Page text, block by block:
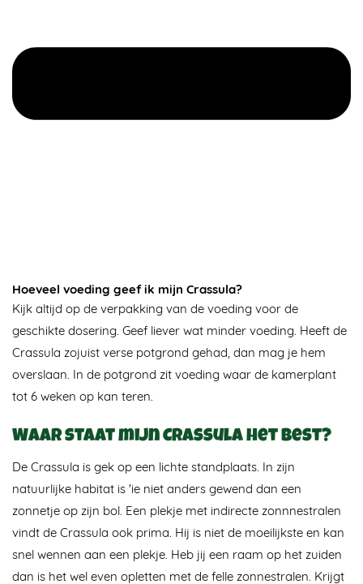
Hoeveel voeding geef ik mijn Crassula?
Kijk altijd op de verpakking van de voeding voor de
geschikte dosering. Geef liever wat minder voeding. Heeft de
Crassula zojuist verse potgrond gehad, dan mag je hem
overslaan. In de potgrond zit voeding waar de kamerplant
tot 6 weken op kan teren.
Waar staat mijn Crassula het best?
De Crassula is gek op een lichte standplaats. In zijn
natuurlijke habitat is 'ie niet anders gewend dan een
zonnetje op zijn bol. Een plekje met indirecte zonnnestralen
vindt de Crassula ook prima. Hij is niet de moeilijkste en kan
snel wennen aan een plekje. Heb jij een raam op het zuiden
dan is het wel even opletten met de felle zonnestralen. Krijgt